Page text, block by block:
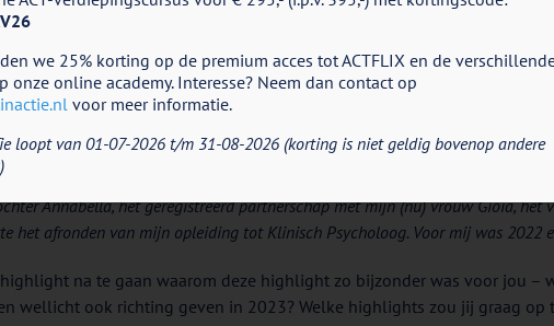
wat waren voor jou de highlights van afgelopen jaar (zowel op
voor jezelf op te schrijven.
Annabella, het geregistreerd partnerschap met mijn (nu) vrouw Gioia, het
het afronden van mijn opleiding tot Klinisch Psycholoog. Voor mij was 2022
na te gaan waarom deze highlight zo bijzonder was voor jou –
wellicht ook richting geven in 2023? Welke highlights zou jij graag
we 25% korting op de premium acces tot ACTFLIX en de
onze online academy. Interesse? Neem dan contact op
voor meer informatie.
loopt van 01-07-2026 t/m 31-08-2026 (korting is niet geldig bovenop andere